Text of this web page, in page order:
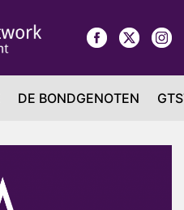
DE BONDGENOTEN